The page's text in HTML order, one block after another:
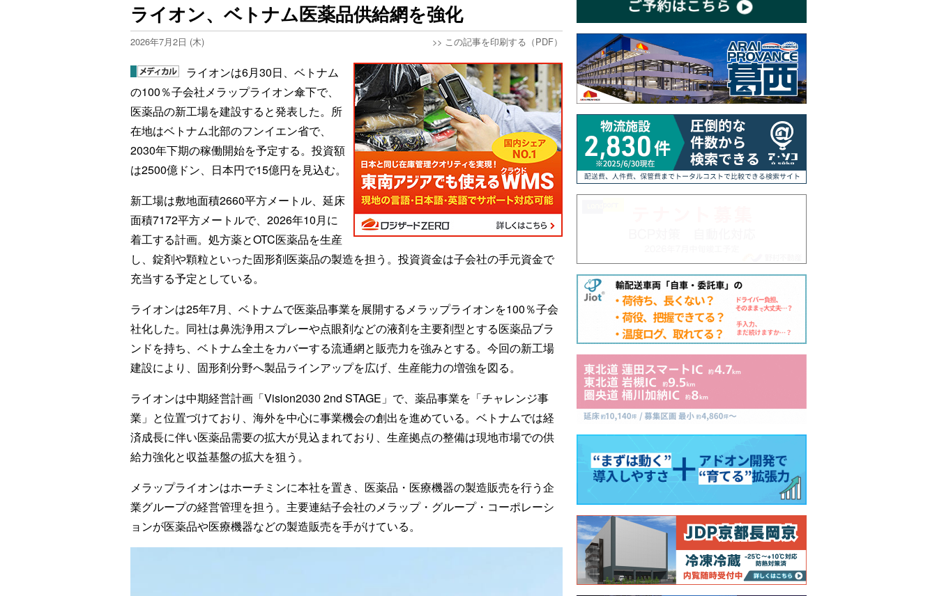
ライオン、ベトナム医薬品供給網を強化
2026年7月2日 (木) >> この記事を印刷する（PDF）
ライオンは6月30日、ベトナム
の100％子会社メラップライオン傘下で、
医薬品の新工場を建設すると発表した。所
在地はベトナム北部のフンイエン省で、
2030年下期の稼働開始を予定する。投資額
は2500億ドン、日本円で15億円を見込む。
新工場は敷地面積2660平方メートル、延床
面積7172平方メートルで、2026年10月に
着工する計画。処方薬とOTC医薬品を生産
し、錠剤や顆粒といった固形剤医薬品の製造を担う。投資資金は子会社の手元資金で
充当する予定としている。
ライオンは25年7月、ベトナムで医薬品事業を展開するメラップライオンを100％子会
社化した。同社は鼻洗浄用スプレーや点眼剤などの液剤を主要剤型とする医薬品ブラ
ンドを持ち、ベトナム全土をカバーする流通網と販売力を強みとする。今回の新工場
建設により、固形剤分野へ製品ラインアップを広げ、生産能力の増強を図る。
ライオンは中期経営計画「Vision2030 2nd STAGE」で、薬品事業を「チャレンジ事
業」と位置づけており、海外を中心に事業機会の創出を進めている。ベトナムでは経
済成長に伴い医薬品需要の拡大が見込まれており、生産拠点の整備は現地市場での供
給力強化と収益基盤の拡大を狙う。
メラップライオンはホーチミンに本社を置き、医薬品・医療機器の製造販売を行う企
業グループの経営管理を担う。主要連結子会社のメラップ・グループ・コーポレーシ
ョンが医薬品や医療機器などの製造販売を手がけている。